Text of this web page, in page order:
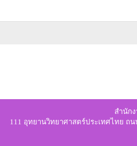
สำนัก
111 อุทยานวิทยาศาสตร์ประเทศไทย ถ